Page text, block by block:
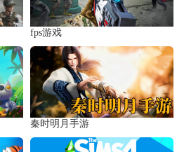
fps游戏
秦时明月手游